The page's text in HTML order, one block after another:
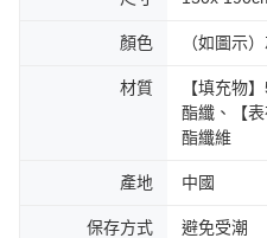
顏色 （如圖示
材質
【填充物
酯纖、【
酯纖維
產地 中國
保存方式 避免受潮